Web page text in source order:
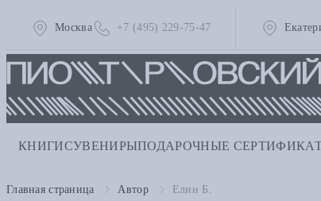
Москва +7 (495) 229-75-47
КНИГИСУВЕНИРЫПОДАРОЧНЫЕ
Главная страница Автор Елин Б.